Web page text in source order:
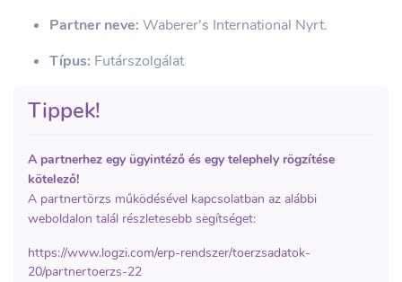
Partner neve: Waberer's International Nyrt.
Típus: Futárszolgálat
Tippek!
A partnerhez egy ügyintéző és egy telephely rögzítése
kötelező!
A partnertörzs működésével kapcsolatban az alábbi
weboldalon talál részletesebb segítséget:
https://www.logzi.com/erp-rendszer/toerzsadatok-
20/partnertoerzs-22